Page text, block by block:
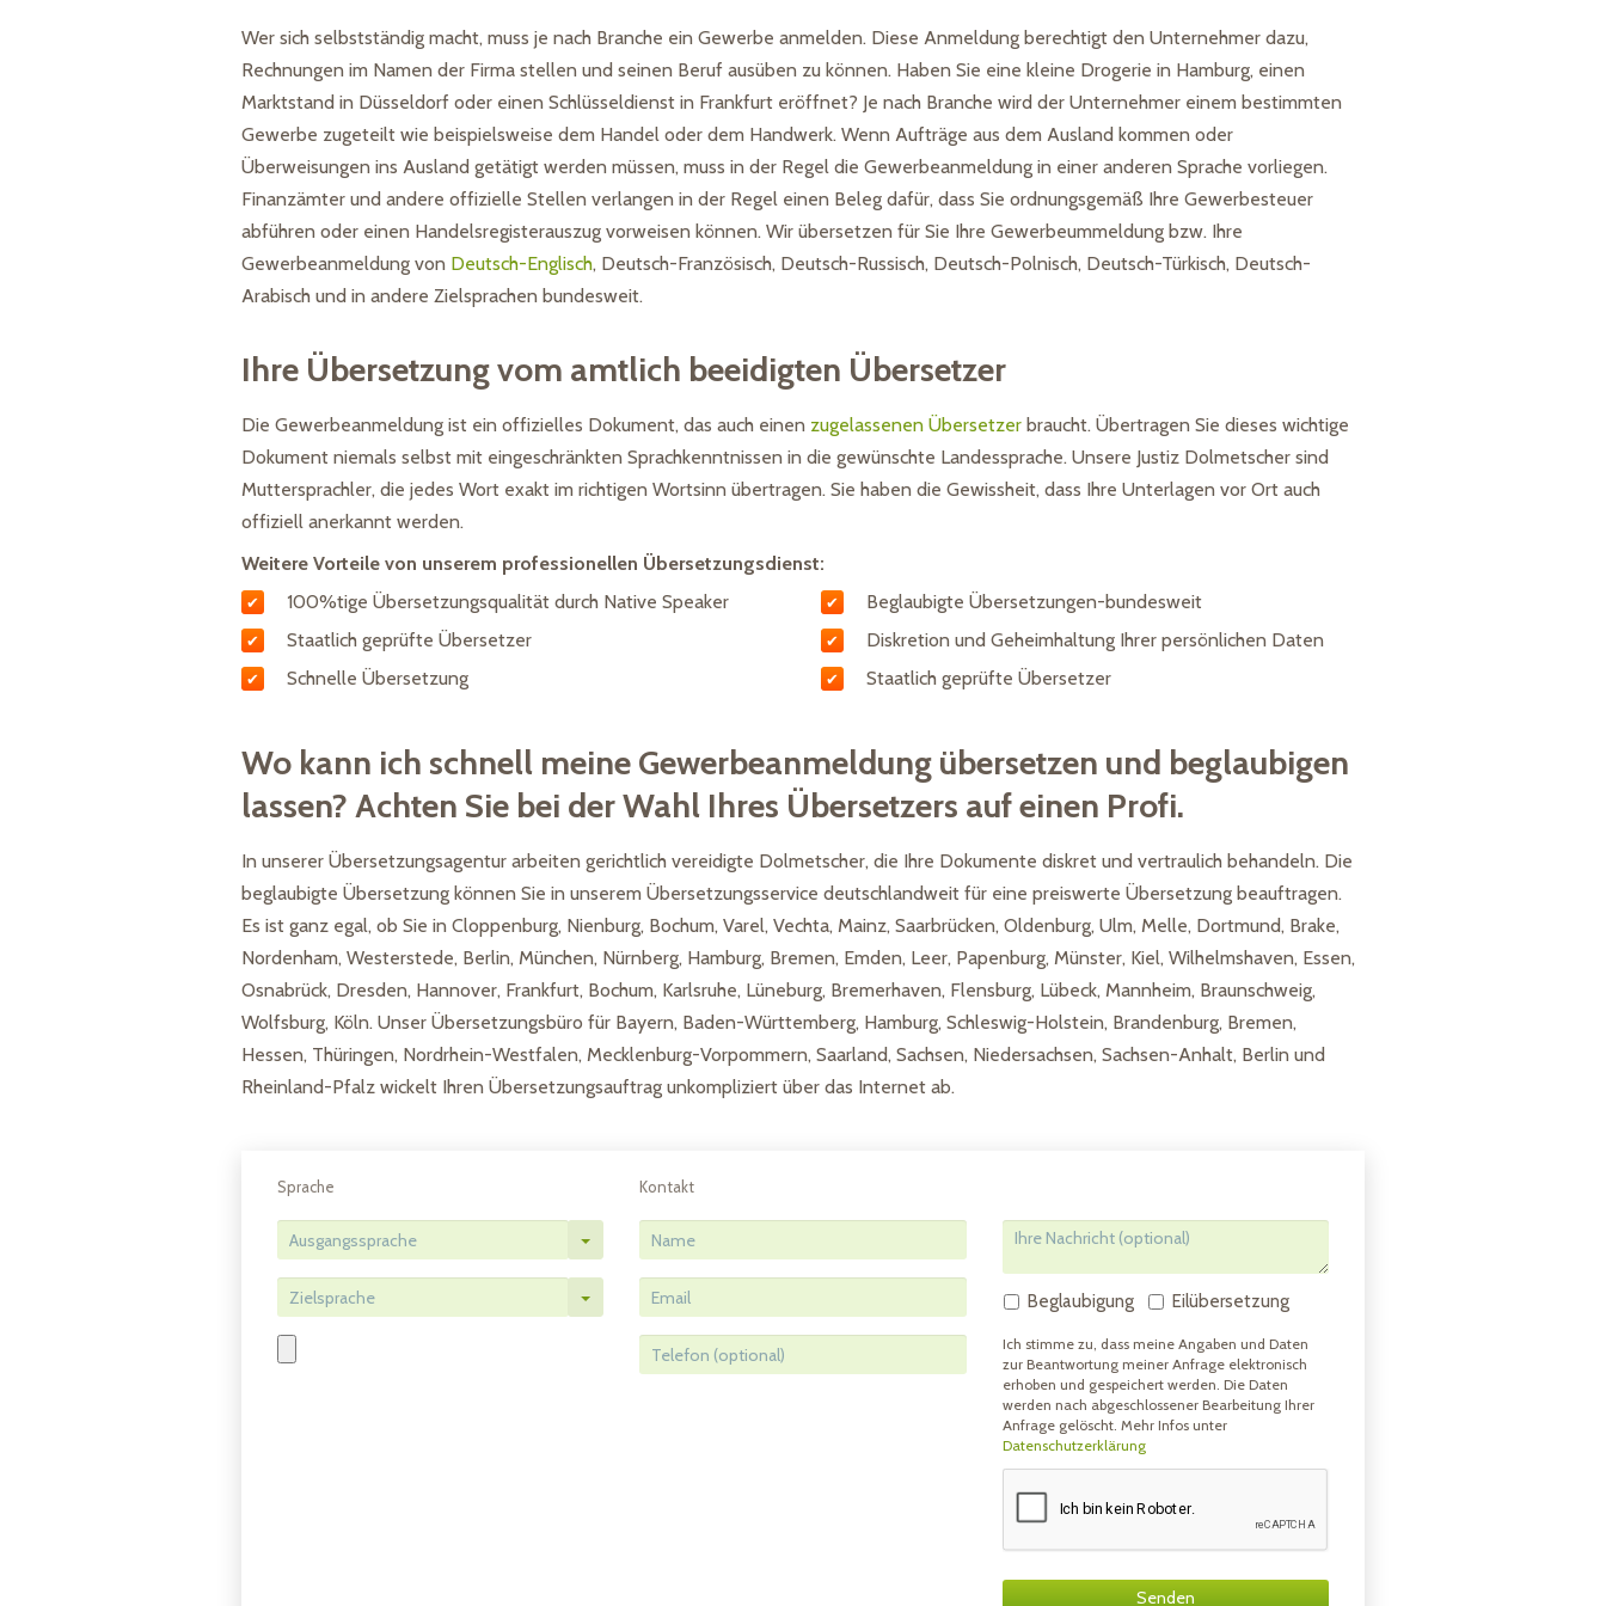
Wer sich selbstständig macht, muss je nach Branche ein Gewerbe anmelden. Diese Anmeldung berechtigt den Unternehmer dazu,
Rechnungen im Namen der Firma stellen und seinen Beruf ausüben zu können. Haben Sie eine kleine Drogerie in Hamburg, einen
Marktstand in Düsseldorf oder einen Schlüsseldienst in Frankfurt eröffnet? Je nach Branche wird der Unternehmer einem bestimmten
Gewerbe zugeteilt wie beispielsweise dem Handel oder dem Handwerk. Wenn Aufträge aus dem Ausland kommen oder
Überweisungen ins Ausland getätigt werden müssen, muss in der Regel die Gewerbeanmeldung in einer anderen Sprache vorliegen.
Finanzämter und andere offizielle Stellen verlangen in der Regel einen Beleg dafür, dass Sie ordnungsgemäß Ihre Gewerbesteuer
abführen oder einen Handelsregisterauszug vorweisen können. Wir übersetzen für Sie Ihre Gewerbeummeldung bzw. Ihre
Gewerbeanmeldung von Deutsch-Englisch, Deutsch-Französisch, Deutsch-Russisch, Deutsch-Polnisch, Deutsch-Türkisch, Deutsch-
Arabisch und in andere Zielsprachen bundesweit.
Ihre Übersetzung vom amtlich beeidigten Übersetzer
Die Gewerbeanmeldung ist ein offizielles Dokument, das auch einen zugelassenen Übersetzer braucht. Übertragen Sie dieses wichtige
Dokument niemals selbst mit eingeschränkten Sprachkenntnissen in die gewünschte Landessprache. Unsere Justiz Dolmetscher sind
Muttersprachler, die jedes Wort exakt im richtigen Wortsinn übertragen. Sie haben die Gewissheit, dass Ihre Unterlagen vor Ort auch
offiziell anerkannt werden.
Weitere Vorteile von unserem professionellen Übersetzungsdienst:
100%tige Übersetzungsqualität durch Native Speaker
Staatlich geprüfte Übersetzer
Schnelle Übersetzung
Beglaubigte Übersetzungen-bundesweit
Diskretion und Geheimhaltung Ihrer persönlichen Daten
Staatlich geprüfte Übersetzer
Wo kann ich schnell meine Gewerbeanmeldung übersetzen und beglaubigen
lassen? Achten Sie bei der Wahl Ihres Übersetzers auf einen Profi.
In unserer Übersetzungsagentur arbeiten gerichtlich vereidigte Dolmetscher, die Ihre Dokumente diskret und vertraulich behandeln. Die
beglaubigte Übersetzung können Sie in unserem Übersetzungsservice deutschlandweit für eine preiswerte Übersetzung beauftragen.
Es ist ganz egal, ob Sie in Cloppenburg, Nienburg, Bochum, Varel, Vechta, Mainz, Saarbrücken, Oldenburg, Ulm, Melle, Dortmund, Brake,
Nordenham, Westerstede, Berlin, München, Nürnberg, Hamburg, Bremen, Emden, Leer, Papenburg, Münster, Kiel, Wilhelmshaven, Essen,
Osnabrück, Dresden, Hannover, Frankfurt, Bochum, Karlsruhe, Lüneburg, Bremerhaven, Flensburg, Lübeck, Mannheim, Braunschweig,
Wolfsburg, Köln. Unser Übersetzungsbüro für Bayern, Baden-Württemberg, Hamburg, Schleswig-Holstein, Brandenburg, Bremen,
Hessen, Thüringen, Nordrhein-Westfalen, Mecklenburg-Vorpommern, Saarland, Sachsen, Niedersachsen, Sachsen-Anhalt, Berlin und
Rheinland-Pfalz wickelt Ihren Übersetzungsauftrag unkompliziert über das Internet ab.
Sprache Kontakt
Beglaubigung Eilübersetzung
Ich stimme zu, dass meine Angaben und Daten
zur Beantwortung meiner Anfrage elektronisch
erhoben und gespeichert werden. Die Daten
werden nach abgeschlossener Bearbeitung Ihrer
Anfrage gelöscht. Mehr Infos unter
Datenschutzerklärung